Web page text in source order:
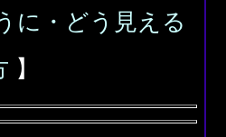
に・どう見える
】